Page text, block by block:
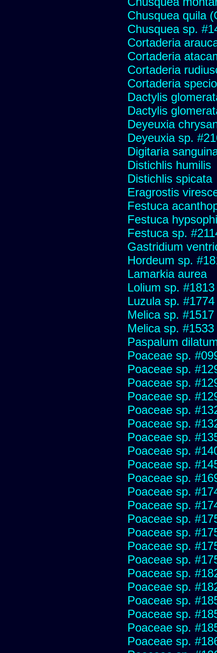
Chusquea quila
Chusquea sp.
Cortaderia
Cortaderia
Cortaderia
Cortaderia
Dactylis
Dactylis
Deyeuxia
Deyeuxia sp.
Digitaria
Distichlis humilis
Distichlis spicata
Eragrostis
Festuca
Festuca
Festuca sp.
Gastridium
Hordeum sp.
Lamarkia aurea
Lolium sp. #1813
Luzula sp. #1774
Melica sp. #1517
Melica sp. #1533
Paspalum
Poaceae sp.
Poaceae sp.
Poaceae sp.
Poaceae sp.
Poaceae sp.
Poaceae sp.
Poaceae sp.
Poaceae sp.
Poaceae sp.
Poaceae sp.
Poaceae sp.
Poaceae sp.
Poaceae sp.
Poaceae sp.
Poaceae sp.
Poaceae sp.
Poaceae sp.
Poaceae sp.
Poaceae sp.
Poaceae sp.
Poaceae sp.
Poaceae sp.